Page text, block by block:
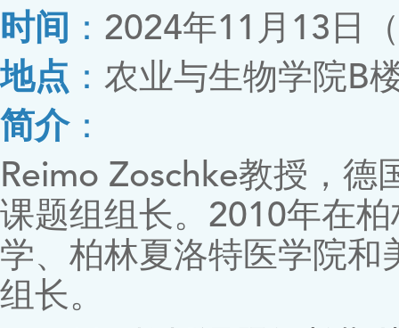
时间 ： 2024年11月13日
地点 ： 农业与生物学院B
简介：
Reimo Zoschke教授，德
课题组组长。2010年在
学、柏林夏洛特医学院和
组长。